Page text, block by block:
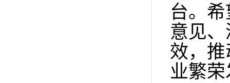
台。
意见
效，
业繁